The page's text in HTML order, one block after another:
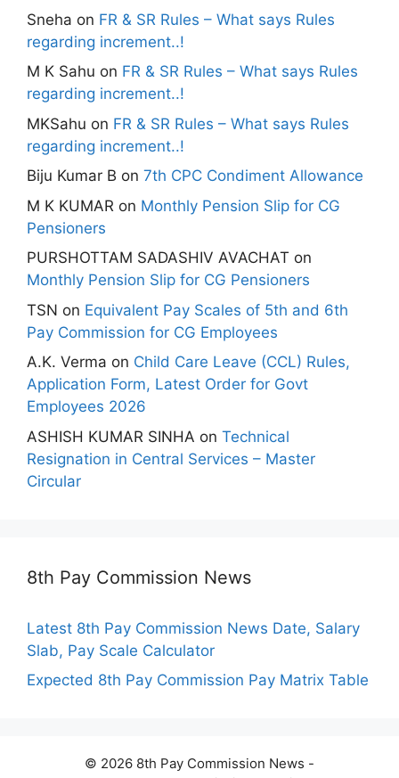
Sneha on FR & SR Rules – What says Rules
regarding increment..!
M K Sahu on FR & SR Rules – What says Rules
regarding increment..!
MKSahu on FR & SR Rules – What says Rules
regarding increment..!
Biju Kumar B on 7th CPC Condiment Allowance
M K KUMAR on Monthly Pension Slip for CG
Pensioners
PURSHOTTAM SADASHIV AVACHAT on
Monthly Pension Slip for CG Pensioners
TSN on Equivalent Pay Scales of 5th and 6th
Pay Commission for CG Employees
A.K. Verma on Child Care Leave (CCL) Rules,
Application Form, Latest Order for Govt
Employees 2026
ASHISH KUMAR SINHA on Technical
Resignation in Central Services – Master
Circular
8th Pay Commission News
Latest 8th Pay Commission News Date, Salary
Slab, Pay Scale Calculator
Expected 8th Pay Commission Pay Matrix Table
© 2026 8th Pay Commission News -